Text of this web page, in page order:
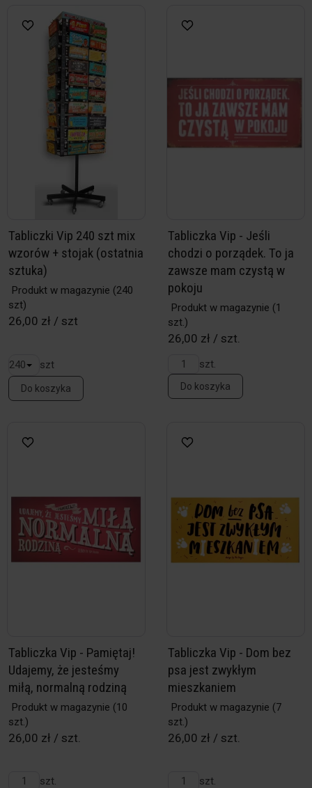
Tabliczki Vip 240 szt mix
wzorów + stojak (ostatnia
sztuka)
Produkt w magazynie (240
szt)
26,00 zł / szt
szt
Do koszyka
Tabliczka Vip - Jeśli
chodzi o porządek. To ja
zawsze mam czystą w
pokoju
Produkt w magazynie (1
szt.)
26,00 zł / szt.
szt.
Do koszyka
Tabliczka Vip - Pamiętaj!
Udajemy, że jesteśmy
miłą, normalną rodziną
Produkt w magazynie (10
szt.)
26,00 zł / szt.
szt.
Tabliczka Vip - Dom bez
psa jest zwykłym
mieszkaniem
Produkt w magazynie (7
szt.)
26,00 zł / szt.
szt.